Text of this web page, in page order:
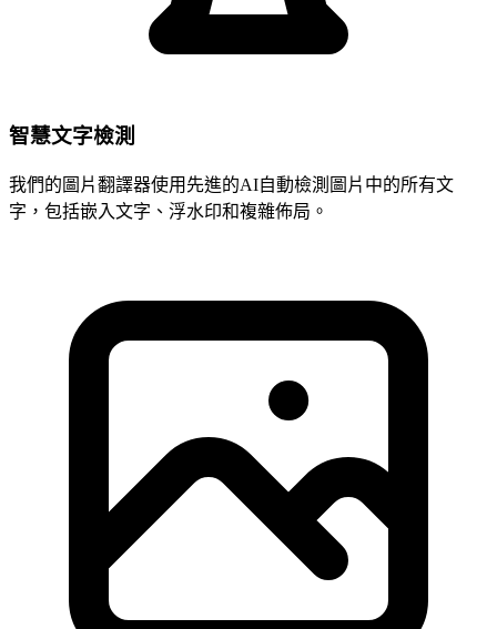
智慧文字檢測
我們的圖片翻譯器使用先進的AI自動檢測圖片中的所有文
字，包括嵌入文字、浮水印和複雜佈局。